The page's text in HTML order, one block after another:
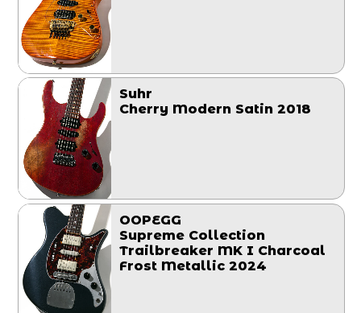
Suhr
Cherry Modern Satin 2018
OOPEGG
Supreme Collection
Trailbreaker MK I Charcoal
Frost Metallic 2024